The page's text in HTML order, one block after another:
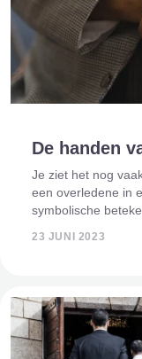
De handen
Je ziet het nog
een overledene in
symbolische
23 JUNI 2023